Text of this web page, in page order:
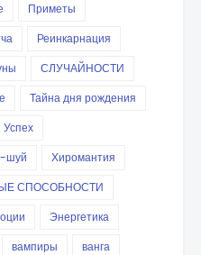
Приметы
Реинкарнация
СЛУЧАЙНОСТИ
Тайна дня рождения
Успех
шуй
Хиромантия
СПОСОБНОСТИ
Энергетика
вампиры
ванга